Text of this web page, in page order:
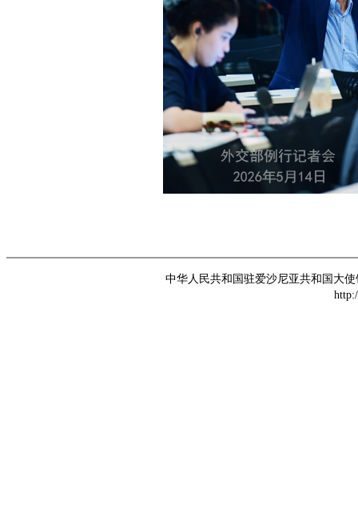
中华人民共和国驻爱沙尼亚共和国大使